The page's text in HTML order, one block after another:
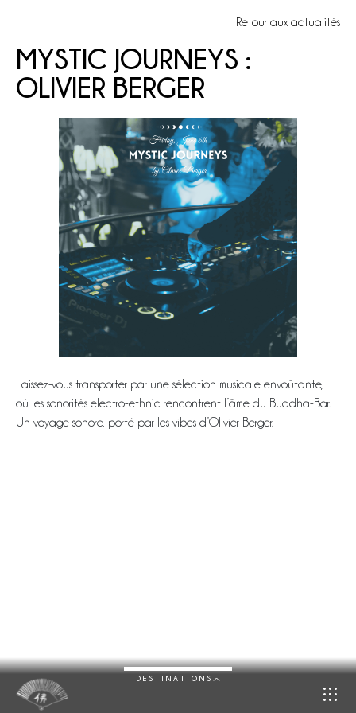
DESTINATIONS
Retour aux actualités
MYSTIC JOURNEYS :
OLIVIER BERGER
Laissez-vous transporter par une sélection musicale envoûtante,
où les sonorités electro-ethnic rencontrent l’âme du Buddha-Bar.
Un voyage sonore, porté par les vibes d’Olivier Berger.